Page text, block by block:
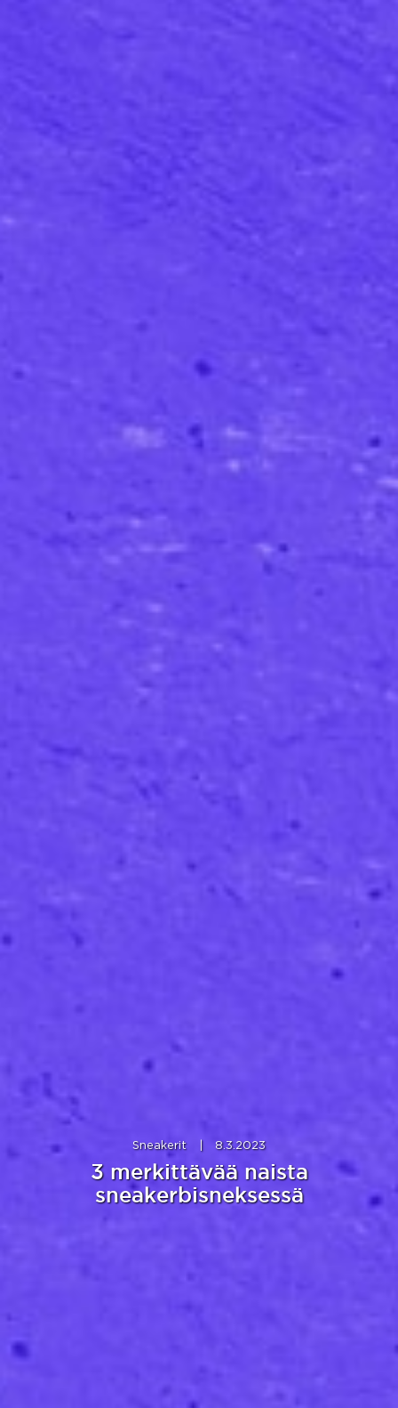
Sneakerit 8.3.2023
3 merkittävää naista
sneakerbisneksessä